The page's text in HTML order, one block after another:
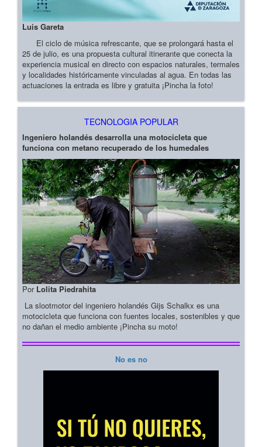
Luis Gareta
El ciclo de música refrescante, que se prolongará hasta el
25 de julio, es una propuesta cultural itinerante que conecta la
experiencia musical en directo con espacios naturales, termales
y localidades históricamente vinculadas al agua. En todas las
actuaciones la entrada es libre y gratuita ¡Pincha la foto!
TECNOLOGIA POPULAR
Ingeniero holandés desarrolla una motocicleta que
funciona con metano recuperado de los humedales
Por Lolita Piedrahita
La slootmotor del ingeniero holandés Gijs Schalkx es una
motocicleta que funciona con fuentes locales, sostenibles y que
no dañan el medio ambiente ¡Pincha su moto!
No es no